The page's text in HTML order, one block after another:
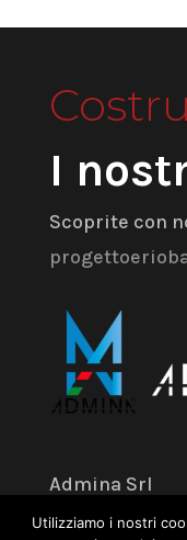
I
Scoprite con
Admina Srl
Utilizziamo i nostri